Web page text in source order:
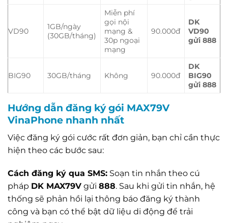
VD90
1GB/ngày
(30GB/tháng)
Miễn phí
gọi nội
mạng &
30p ngoại
mạng
90.000đ
DK
VD90
gửi 888
BIG90 30GB/tháng Không 90.000đ
DK
BIG90
gửi 888
Hướng dẫn đăng ký gói MAX79V
VinaPhone nhanh nhất
Việc đăng ký gói cước rất đơn giản, bạn chỉ cần thực
hiện theo các bước sau:
Cách đăng ký qua SMS: Soạn tin nhắn theo cú
pháp DK MAX79V gửi 888. Sau khi gửi tin nhắn, hệ
thống sẽ phản hồi lại thông báo đăng ký thành
công và bạn có thể bật dữ liệu di động để trải